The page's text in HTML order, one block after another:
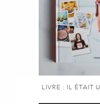
LIVRE : IL ÉTAIT